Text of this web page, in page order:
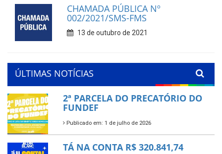
CHAMADA PÚBLICA Nº
002/2021/SMS-FMS
13 de outubro de 2021
ÚLTIMAS NOTÍCIAS
2ª PARCELA DO PRECATÓRIO DO
FUNDEF
Publicado em: 1 de julho de 2026
TÁ NA CONTA R$ 320.841,74